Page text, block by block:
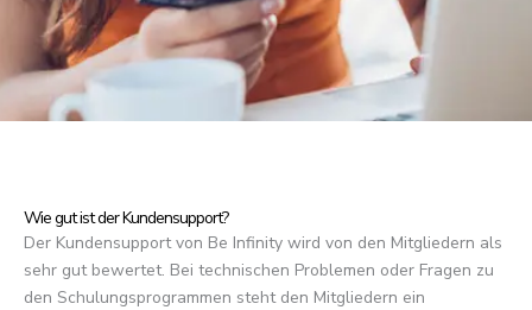
Wie gut ist der Kundensupport?
Der Kundensupport von Be Infinity wird von den Mitgliedern als
sehr gut bewertet. Bei technischen Problemen oder Fragen zu
den Schulungsprogrammen steht den Mitgliedern ein